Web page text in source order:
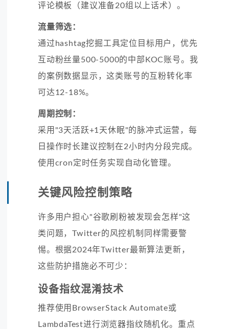
评论模板（建议准备20组以上话术）。
流量筛选：
通过hashtag挖掘工具定位目标用户，优先
互动粉丝量500-5000的中部KOC账号。我
的案例数据显示，这类账号的互粉转化率
可达12-18%。
周期控制：
采用"3天活跃+1天休眠"的脉冲式运营，每
日操作时长建议控制在2小时内分段完成。
使用cron定时任务实现自动化管理。
关键风险控制策略
许多用户担心"谷歌刷粉被发现会怎样"这
类问题，Twitter的风控机制同样需要警
惕。根据2024年Twitter最新算法更新，
这些防护措施必不可少：
设备指纹混淆技术
推荐使用BrowserStack Automate或
LambdaTest进行浏览器指纹随机化。重点